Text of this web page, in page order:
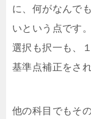
に、何がなんで
いという点です。
選択も択一も、
基準点補正をさ
他の科目でもそ